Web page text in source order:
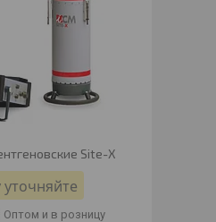
Site-X
Оптом и в розницу